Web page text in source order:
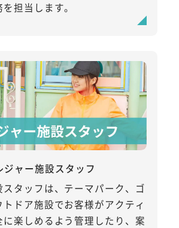
担当します。
ジャー施設スタッフ
スタッフは、テーマパーク、ゴ
ドア施設でお客様がアクティ
に楽しめるよう管理したり、案